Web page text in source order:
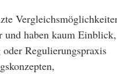
und haben kaum
Regulierungspraxis